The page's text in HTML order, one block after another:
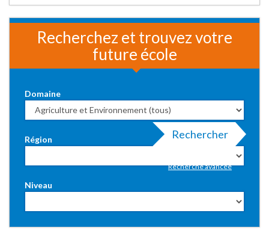
Recherchez et trouvez votre
future école
Domaine
Région
Niveau
Rechercher
Recherche avancée